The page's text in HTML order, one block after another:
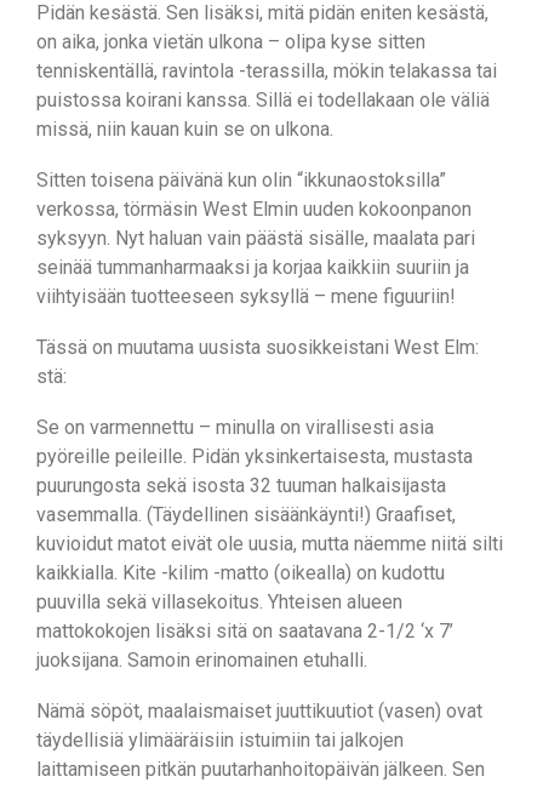
Pidän kesästä. Sen lisäksi, mitä pidän eniten kesästä,
on aika, jonka vietän ulkona – olipa kyse sitten
tenniskentällä, ravintola -terassilla, mökin telakassa tai
puistossa koirani kanssa. Sillä ei todellakaan ole väliä
missä, niin kauan kuin se on ulkona.
Sitten toisena päivänä kun olin “ikkunaostoksilla”
verkossa, törmäsin West Elmin uuden kokoonpanon
syksyyn. Nyt haluan vain päästä sisälle, maalata pari
seinää tummanharmaaksi ja korjaa kaikkiin suuriin ja
viihtyisään tuotteeseen syksyllä – mene figuuriin!
Tässä on muutama uusista suosikkeistani West Elm:
stä:
Se on varmennettu – minulla on virallisesti asia
pyöreille peileille. Pidän yksinkertaisesta, mustasta
puurungosta sekä isosta 32 tuuman halkaisijasta
vasemmalla. (Täydellinen sisäänkäynti!) Graafiset,
kuvioidut matot eivät ole uusia, mutta näemme niitä silti
kaikkialla. Kite -kilim -matto (oikealla) on kudottu
puuvilla sekä villasekoitus. Yhteisen alueen
mattokokojen lisäksi sitä on saatavana 2-1/2 ‘x 7’
juoksijana. Samoin erinomainen etuhalli.
Nämä söpöt, maalaismaiset juuttikuutiot (vasen) ovat
täydellisiä ylimääräisiin istuimiin tai jalkojen
laittamiseen pitkän puutarhanhoitopäivän jälkeen. Sen